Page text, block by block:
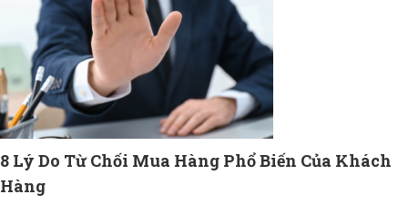
8 Lý Do Từ Chối Mua Hàng Phổ Biến Của Khách
Hàng